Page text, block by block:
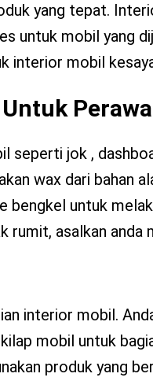
yang tepat.
untuk mobil yang
interior mobil
seperti jok ,
wax dari bahan
bengkel untuk
rumit, asalkan
interior mobil.
mobil untuk
produk yang